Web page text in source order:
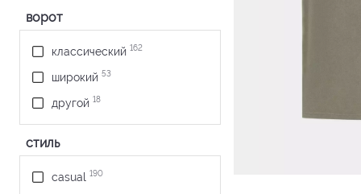
ярко-синий
ворот
классический 162
широкий 53
другой 18
стиль
casual 190